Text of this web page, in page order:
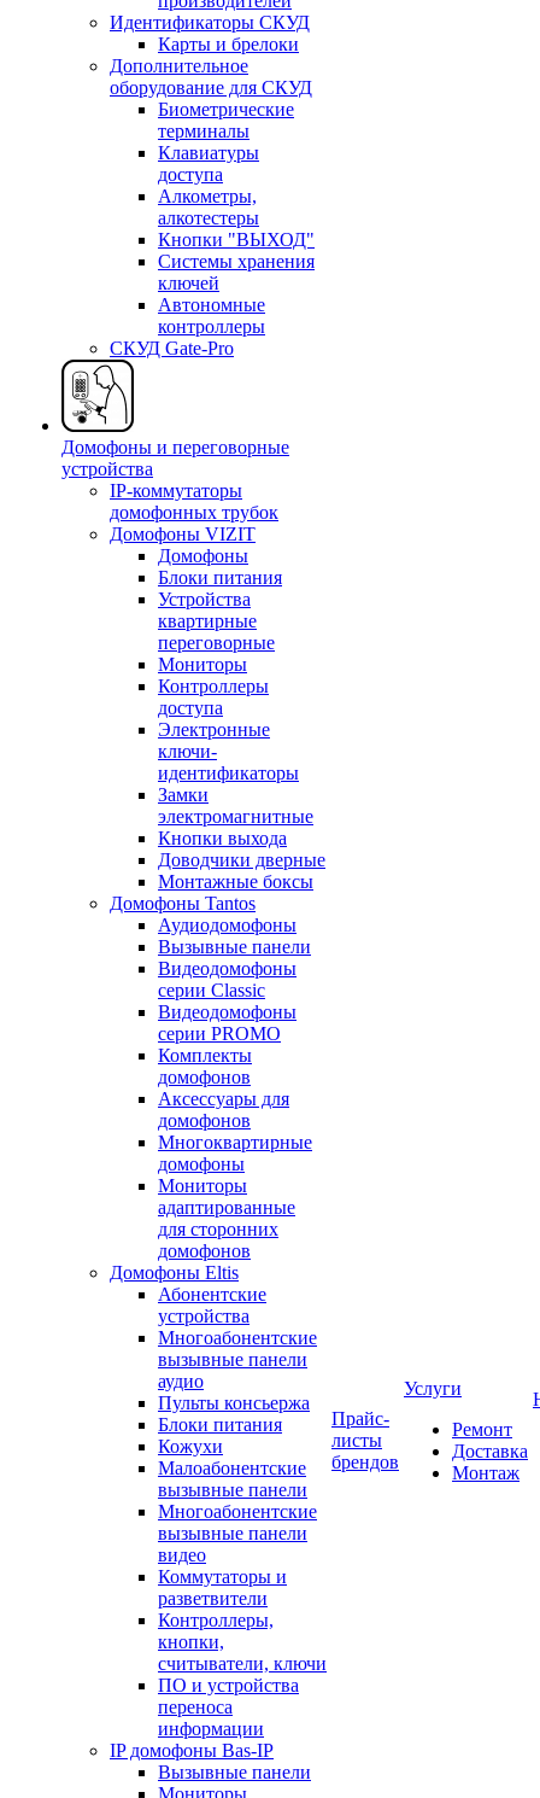
Идентификаторы СКУД
Карты и брелоки
Дополнительное
оборудование для СКУД
Биометрические
терминалы
Клавиатуры
доступа
Алкометры,
алкотестеры
Кнопки "ВЫХОД"
Системы хранения
ключей
Автономные
контроллеры
СКУД Gate-Pro
Домофоны и переговорные
устройства
IP-коммутаторы
домофонных трубок
Домофоны VIZIT
Домофоны
Блоки питания
Устройства
квартирные
переговорные
Мониторы
Контроллеры
доступа
Электронные
ключи-
идентификаторы
Замки
электромагнитные
Кнопки выхода
Доводчики дверные
Монтажные боксы
Домофоны Tantos
Аудиодомофоны
Вызывные панели
Видеодомофоны
серии Classic
Видеодомофоны
серии PROMO
Комплекты
домофонов
Аксессуары для
домофонов
Многоквартирные
домофоны
Мониторы
адаптированные
для сторонних
домофонов
Домофоны Eltis
Абонентские
устройства
Многоабонентские
вызывные панели
аудио
Пульты консьержа
Блоки питания
Кожухи
Малоабонентские
вызывные панели
Многоабонентские
вызывные панели
видео
Коммутаторы и
разветвители
Контроллеры,
кнопки,
считыватели, ключи
ПО и устройства
переноса
информации
IP домофоны Bas-IP
Вызывные панели
Мониторы
Прайс-
листы
брендов
Услуги
Ремонт
Доставка
Монтаж